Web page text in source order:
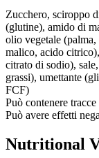
Zucchero, sciroppo
(glutine), amido di
olio vegetale
malico, acido
citrato di sodio),
grassi), umettante
FCF)
Può contenere
Può avere effetti
Nutritional